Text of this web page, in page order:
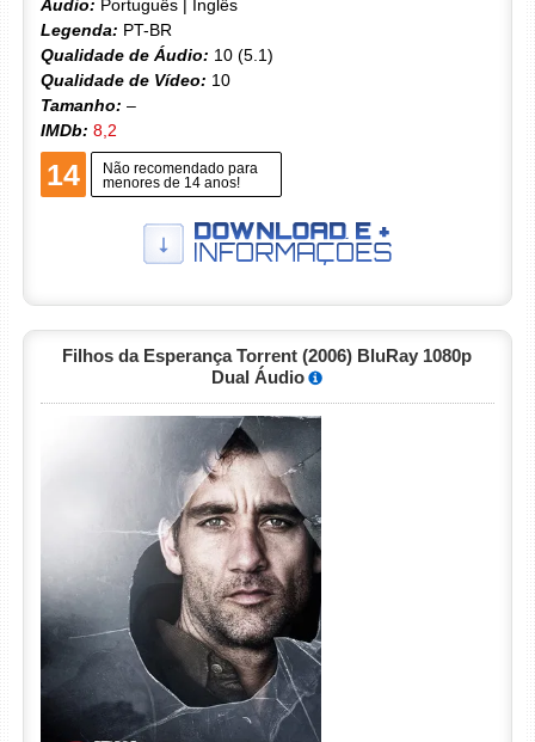
Áudio: Português | Inglês
Legenda: PT-BR
Qualidade de Áudio: 10 (5.1)
Qualidade de Vídeo: 10
Tamanho: –
IMDb: 8,2
14
Não recomendado para
menores de 14 anos!
Filhos da Esperança Torrent (2006) BluRay 1080p
Dual Áudio